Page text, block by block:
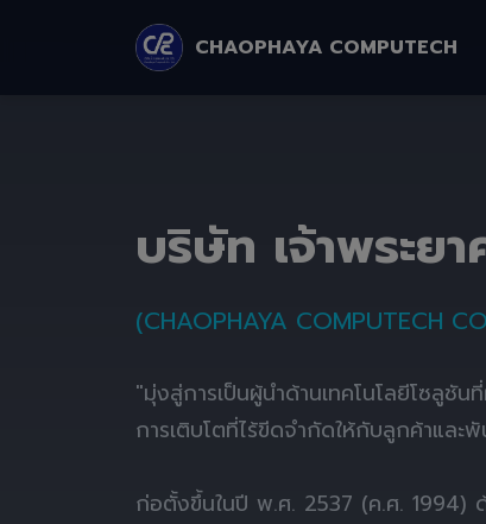
CHAOPHAYA COMPUTECH
บริษัท เจ้าพระย
(CHAOPHAYA COMPUTECH
"มุ่งสู่การเป็นผู้นำด้านเทคโนโลยีโซลูชั
การเติบโตที่ไร้ขีดจำกัดให้กับลูกค้าและ
ก่อตั้งขึ้นในปี พ.ศ. 2537 (ค.ศ. 1994)